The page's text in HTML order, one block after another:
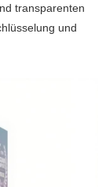
transparenten
und